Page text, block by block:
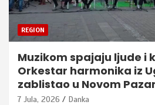
REGION
Muzikom spajaju ljude i
Orkestar harmonika iz
zablistao u Novom
7 Jula, 2026 Danka